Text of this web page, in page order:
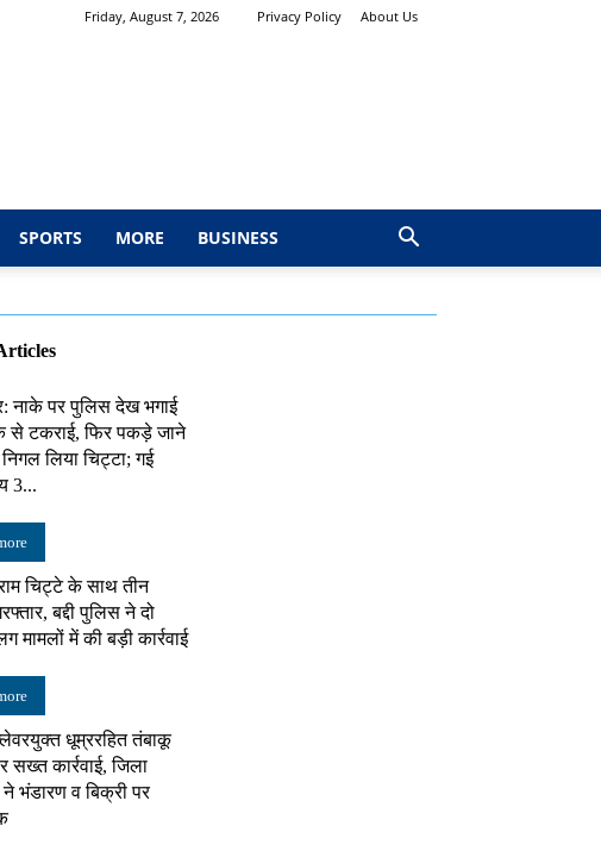
Friday, August 7, 2026 Privacy Policy About Us
SPORTS MORE BUSINESS
नाके पर पुलिस देख भगाई
से टकराई, फिर पकड़े जाने
लिया चिट्टा; गई
3...
चिट्टे के साथ तीन
बद्दी पुलिस ने दो
मामलों में की बड़ी कार्रवाई
धूम्ररहित तंबाकू
सख्त कार्रवाई, जिला
भंडारण व बिक्री पर